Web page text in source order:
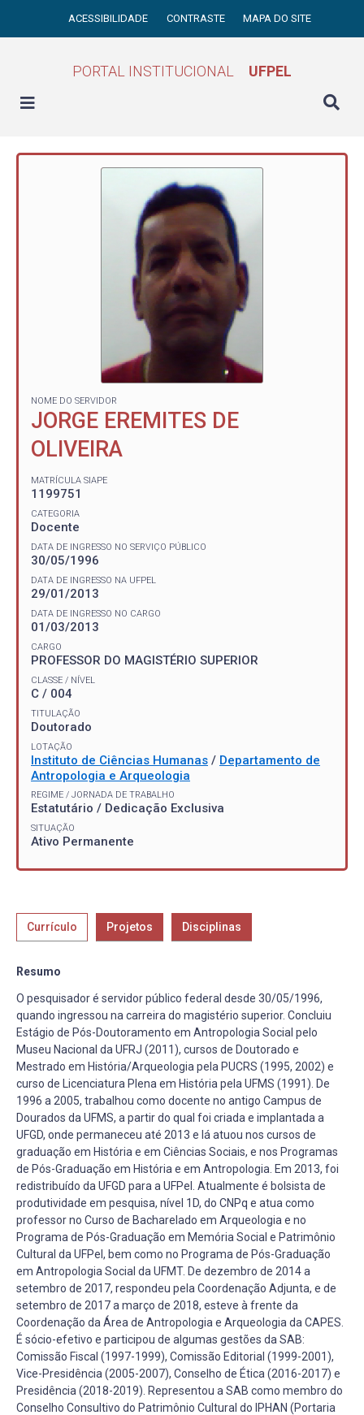
ACESSIBILIDADE CONTRASTE MAPA DO SITE
PORTAL INSTITUCIONAL UFPEL
NOME DO SERVIDOR
JORGE EREMITES DE
OLIVEIRA
MATRÍCULA SIAPE
1199751
CATEGORIA
Docente
DATA DE INGRESSO NO SERVIÇO PÚBLICO
30/05/1996
DATA DE INGRESSO NA UFPEL
29/01/2013
DATA DE INGRESSO NO CARGO
01/03/2013
CARGO
PROFESSOR DO MAGISTÉRIO SUPERIOR
CLASSE / NÍVEL
C / 004
TITULAÇÃO
Doutorado
LOTAÇÃO
Instituto de Ciências Humanas / Departamento de
Antropologia e Arqueologia
REGIME / JORNADA DE TRABALHO
Estatutário / Dedicação Exclusiva
SITUAÇÃO
Ativo Permanente
Currículo Projetos Disciplinas
Resumo
O pesquisador é servidor público federal desde 30/05/1996,
quando ingressou na carreira do magistério superior. Concluiu
Estágio de Pós-Doutoramento em Antropologia Social pelo
Museu Nacional da UFRJ (2011), cursos de Doutorado e
Mestrado em História/Arqueologia pela PUCRS (1995, 2002) e
curso de Licenciatura Plena em História pela UFMS (1991). De
1996 a 2005, trabalhou como docente no antigo Campus de
Dourados da UFMS, a partir do qual foi criada e implantada a
UFGD, onde permaneceu até 2013 e lá atuou nos cursos de
graduação em História e em Ciências Sociais, e nos Programas
de Pós-Graduação em História e em Antropologia. Em 2013, foi
redistribuído da UFGD para a UFPel. Atualmente é bolsista de
produtividade em pesquisa, nível 1D, do CNPq e atua como
professor no Curso de Bacharelado em Arqueologia e no
Programa de Pós-Graduação em Memória Social e Patrimônio
Cultural da UFPel, bem como no Programa de Pós-Graduação
em Antropologia Social da UFMT. De dezembro de 2014 a
setembro de 2017, respondeu pela Coordenação Adjunta, e de
setembro de 2017 a março de 2018, esteve à frente da
Coordenação da Área de Antropologia e Arqueologia da CAPES.
É sócio-efetivo e participou de algumas gestões da SAB:
Comissão Fiscal (1997-1999), Comissão Editorial (1999-2001),
Vice-Presidência (2005-2007), Conselho de Ética (2016-2017) e
Presidência (2018-2019). Representou a SAB como membro do
Conselho Consultivo do Patrimônio Cultural do IPHAN (Portaria